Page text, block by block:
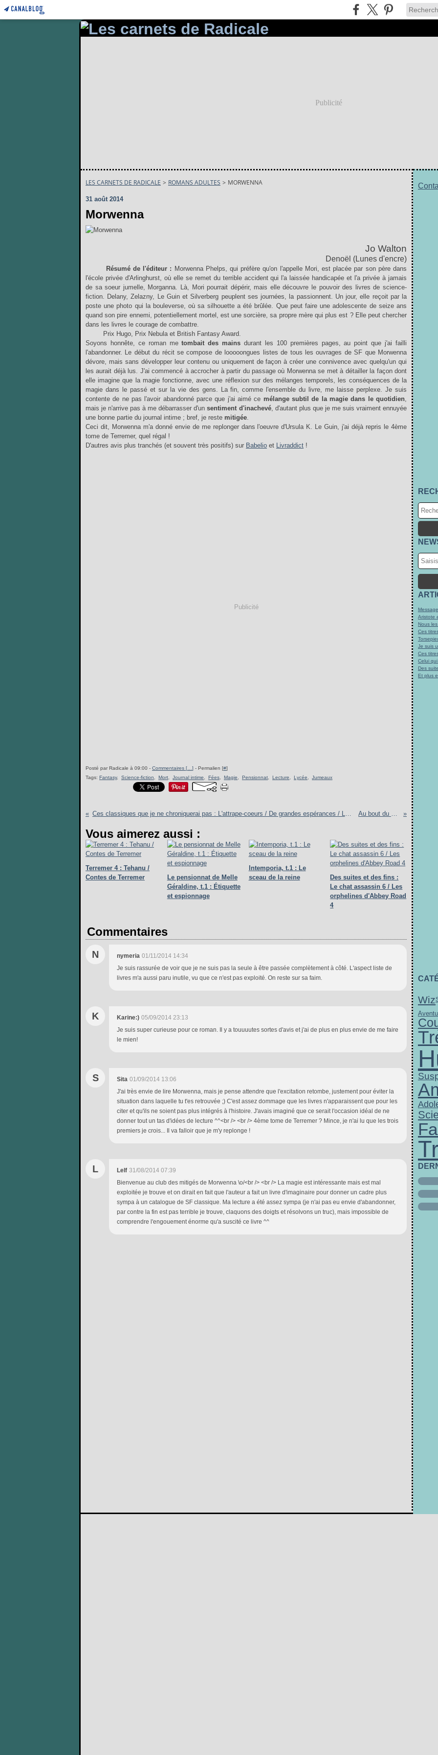
Publicité
LES CARNETS DE RADICALE > ROMANS ADULTES > MORWENNA
31 août 2014
Morwenna
Jo Walton
Denoël (Lunes d'encre)
Résumé de l'éditeur : Morwenna Phelps, qui préfère qu'on l'appelle Mori, est placée par son père dans
l'école privée d'Arlinghurst, où elle se remet du terrible accident qui l'a laissée handicapée et l'a privée à jamais
de sa soeur jumelle, Morganna. Là, Mori pourrait dépérir, mais elle découvre le pouvoir des livres de science-
fiction. Delany, Zelazny, Le Guin et Silverberg peuplent ses journées, la passionnent. Un jour, elle reçoit par la
poste une photo qui la bouleverse, où sa silhouette a été brûlée. Que peut faire une adolescente de seize ans
quand son pire ennemi, potentiellement mortel, est une sorcière, sa propre mère qui plus est ? Elle peut chercher
dans les livres le courage de combattre.
Prix Hugo, Prix Nebula et British Fantasy Award.
Soyons honnête, ce roman metombait des mains durant les 100 premières pages, au point que j'ai failli
l'abandonner. Le début du récit se compose de looooongues listes de tous les ouvrages de SF que Morwenna
dévore, mais sans développer leur contenu ou uniquement de façon à créer une connivence avec quelqu'un qui
les aurait déjà lus. J'ai commencé à accrocher à partir du passage où Morwenna se met à détailler la façon dont
elle imagine que la magie fonctionne, avec une réflexion sur des mélanges temporels, les conséquences de la
magie dans le passé et sur la vie des gens. La fin, comme l'ensemble du livre, me laisse perplexe. Je suis
contente de ne pas l'avoir abandonné parce que j'ai aimé ce mélange subtil de la magie dans le quotidien,
mais je n'arrive pas à me débarrasser d'un sentiment d'inachevé, d'autant plus que je me suis vraiment ennuyée
une bonne partie du journal intime ; bref, je reste mitigée.
Ceci dit, Morwenna m'a donné envie de me replonger dans l'oeuvre d'Ursula K. Le Guin, j'ai déjà repris le 4ème
tome de Terremer, quel régal !
D'autres avis plus tranchés (et souvent très positifs) sur Babelio et Livraddict !
Publicité
Posté par Radicale à 09:00 - Commentaires [ ] - Permalien [#]
Tags: Fantasy, Science-fiction Mort Journal intime Fées Magie Pensionnat Lecture Lycée Jumeaux
Ces classiques que je ne chroniquerai pas : L'attrape-coeurs / De grandes espérances / Le comte de Monte-Cristo Au bout du voyage
Vous aimerez aussi :
Terremer 4 : Tehanu /
Contes de Terremer
Le pensionnat de Melle
Géraldine, t.1 : Étiquette
et espionnage
Intemporia, t.1 : Le
sceau de la reine
Des suites et des fins :
Le chat assassin 6 / Les
orphelines d'Abbey Road
4
Commentaires
N nymeria 01/11/2014 14:34
Je suis rassurée de voir que je ne suis pas la seule à être passée complètement à côté. L'aspect liste de
livres m'a aussi paru inutile, vu que ce n'est pas exploité. On reste sur sa faim.
K Karine:) 05/09/2014 23:13
Je suis super curieuse pour ce roman. Il y a touuuutes sortes d'avis et j'ai de plus en plus envie de me faire
le mien!
S Sita 01/09/2014 13:06
J'ai très envie de lire Morwenna, mais je pense attendre que l'excitation retombe, justement pour éviter la
situation dans laquelle tu t'es retrouvée ;) C'est assez dommage que les livres n'apparaissent que pour les
citer et qu'ils ne soient pas plus intégrés à l'histoire. J'avais imaginé que ce serait l'occasion idéal de ne
donner tout un tas d'idées de lecture ^^<br /> <br /> 4ème tome de Terremer ? Mince, je n'ai lu que les trois
premiers je crois... Il va falloir que je m'y replonge !
L Lelf 31/08/2014 07:39
Bienvenue au club des mitigés de Morwenna \o/<br /> <br /> La magie est intéressante mais est mal
exploitée je trouve et on dirait en fait que l'auteur a fait un livre d'imaginaire pour donner un cadre plus
sympa à un catalogue de SF classique. Ma lecture a été assez sympa (je n'ai pas eu envie d'abandonner,
par contre la fin est pas terrible je trouve, claquons des doigts et résolvons un truc), mais impossible de
comprendre l'engouement énorme qu'a suscité ce livre ^^
Aristote
Nous
Ces
Je suis
Ces
Celui
Des
Et plus
Wiz